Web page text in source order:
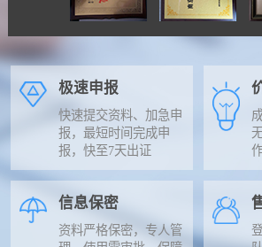
极速申报
快速提交资料、加急申
报，最短时间完成申
报，快至7天出证
信息保密
资料严格保密，专人管